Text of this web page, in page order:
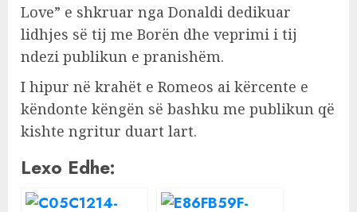
Love” e shkruar nga Donaldi dedikuar
lidhjes së tij me Borën dhe veprimi i tij
ndezi publikun e pranishëm.
I hipur në krahët e Romeos ai kërcente e
këndonte këngën së bashku me publikun që
kishte ngritur duart lart.
Lexo Edhe: